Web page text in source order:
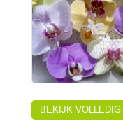
BEKIJK